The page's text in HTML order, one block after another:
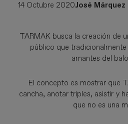
14 Octubre 2020José Márquez
TARMAK busca la creación de
público que
amantes del
El concepto es mostrar que
cancha, anotar triples, asistir y
que no es una